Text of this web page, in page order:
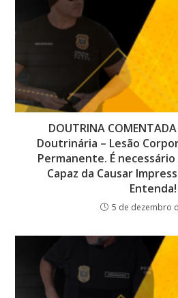
DOUTRINA
Doutrinária – Lesão
Permanente. É
Capaz da Causar
Entenda!
5 de dezembro